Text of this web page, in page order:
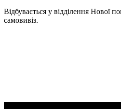
Відбувається у відділення Нової
самовивіз.